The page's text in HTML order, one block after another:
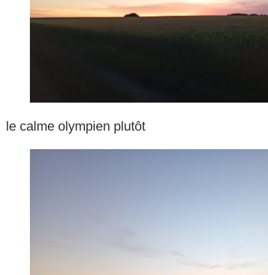
le calme olympien plutôt